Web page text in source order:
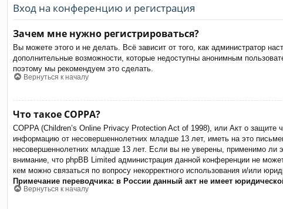
Вход на конференцию и регистрация
Зачем мне нужно регистрироваться?
Вы можете этого и не делать. Всё зависит от того, как администратор
дополнительные возможности, которые недоступны анонимным
поэтому мы рекомендуем это сделать.
Вернуться к началу
Что такое COPPA?
COPPA (Children’s Online Privacy Protection Act of 1998), или Акт о
информацию от несовершеннолетних младше 13 лет, иметь на это
несовершеннолетних младше 13 лет. Если вы не уверены, применимо ли
внимание, что phpBB Limited администрация данной конференции не
кем можно связаться по вопросу некорректного использования и/или
Примечание переводчика: в России данный акт не имеет
Вернуться к началу